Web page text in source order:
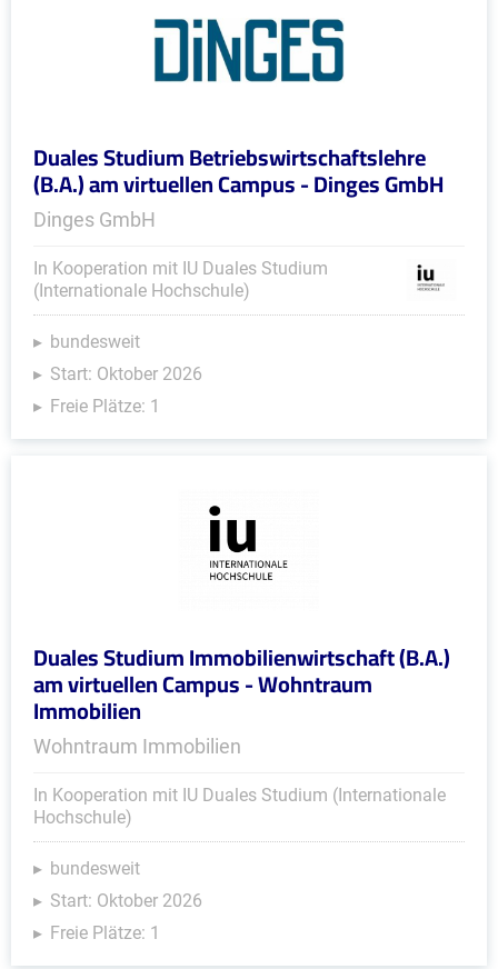
Duales Studium Betriebswirtschaftslehre
(B.A.) am virtuellen Campus - Dinges GmbH
Dinges GmbH
In Kooperation mit IU Duales Studium
(Internationale Hochschule)
bundesweit
Start: Oktober 2026
Freie Plätze: 1
Duales Studium Immobilienwirtschaft (B.A.)
am virtuellen Campus - Wohntraum
Immobilien
Wohntraum Immobilien
In Kooperation mit IU Duales Studium (Internationale
Hochschule)
bundesweit
Start: Oktober 2026
Freie Plätze: 1